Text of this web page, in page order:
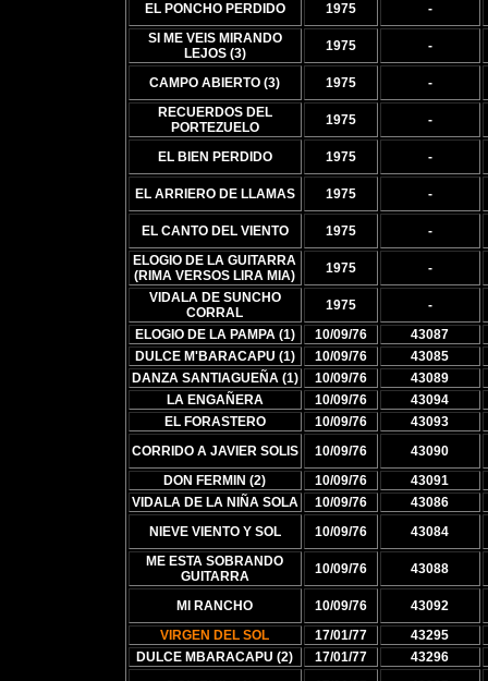
EL PONCHO PERDIDO 1975
-
SI ME VEIS MIRANDO
LEJOS (3)
1975 -
CAMPO ABIERTO (3) 1975
-
RECUERDOS DEL
PORTEZUELO
1975 -
EL BIEN PERDIDO 1975 -
EL ARRIERO DE LLAMAS 1975 -
EL CANTO DEL VIENTO 1975
-
ELOGIO DE LA GUITARRA
(RIMA VERSOS LIRA MIA)
1975
-
VIDALA DE SUNCHO
CORRAL
1975
-
ELOGIO DE LA PAMPA (1)
10/09/76
43087
DULCE M'BARACAPU (1)
10/09/76
43085
DANZA SANTIAGUEÑA (1)
10/09/76
43089
LA ENGAÑERA
10/09/76
43094
EL FORASTERO
10/09/76
43093
CORRIDO A JAVIER SOLIS
10/09/76
43090
DON FERMIN (2)
10/09/76
43091
VIDALA DE LA NIÑA SOLA
10/09/76
43086
NIEVE VIENTO Y SOL
10/09/76
43084
ME ESTA SOBRANDO
GUITARRA
10/09/76 43088
MI RANCHO 10/09/76
43092
VIRGEN DEL SOL
17/01/77
43295
DULCE MBARACAPU (2)
17/01/77
43296